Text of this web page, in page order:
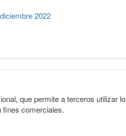
2022
que permite a terceros utilizar lo
fines comerciales.